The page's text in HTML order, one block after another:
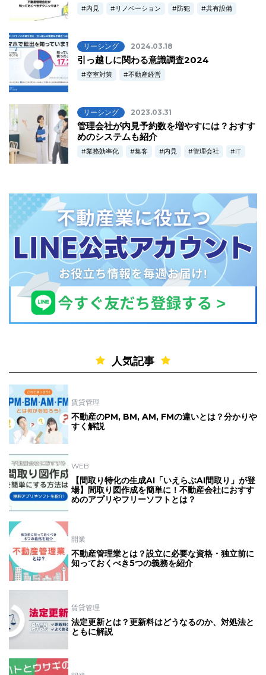
内見 リノベーション 防犯 共有設備
リーシング 2024.03.18
引っ越しに関わる意識調査2024
空室対策 不動産経営
リーシング 2023.03.31
管理会社が内見予約数を増やすには？おすす
めのシステムも紹介
業務効率化 集客 内見 管理会社 IT
人気記事
賃貸管理
不動産のPM, BM, AM, FMの違いとは？分かりや
すく解説
WEB
【間取り特化の生成AI「いえらぶAI間取り」が登
場】間取り図作成を簡単に！不動産会社におすす
めのアプリやフリーソフトとは？
開業
不動産管理業とは？設立に必要な資格・独立前に
知っておくべき5つの義務を紹介
賃貸管理
法定更新とは？更新料はどうなるのか、対処法と
ともに解説